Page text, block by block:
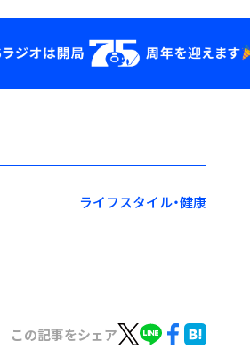
YouTube
会社情報
ライフスタイル・健康
この記事をシェア